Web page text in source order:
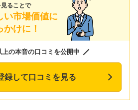
ることで
い市場価値に
けに！
の本音の口コミを公開中
録して口コミを見る